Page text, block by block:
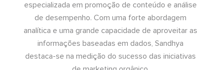
especializada em promoção de conteúdo e análise
de desempenho. Com uma forte abordagem
analítica e uma grande capacidade de aproveitar as
informações baseadas em dados, Sandhya
destaca-se na medição do sucesso das iniciativas